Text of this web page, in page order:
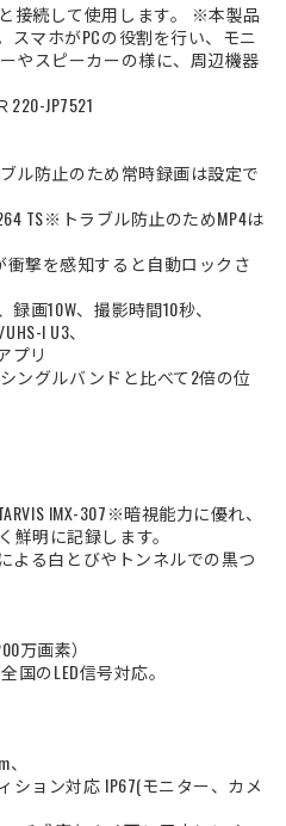
接続して使用します。 ※本製品
スマホがPCの役割を行い、モニ
やスピーカーの様に、周辺機器
JP7521
防止のため常時録画は設定で
TS※トラブル防止のためMP4は
撃を感知すると自動ロックさ
画10W、撮影時間10秒、
I U3、
プリ
ングルバンドと比べて2倍の位
IMX-307※暗視能力に優れ、
鮮明に記録します。
よる白とびやトンネルでの黒つ
万画素）
のLED信号対応。
ョン対応 IP67(モニター、カメ